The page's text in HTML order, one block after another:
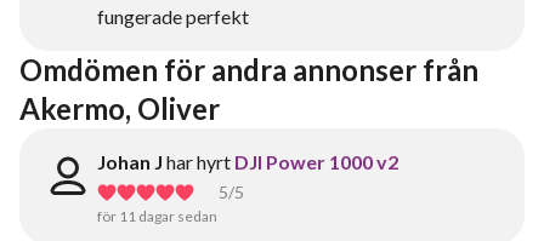
fungerade perfekt
Omdömen för andra annonser från
Akermo, Oliver
Johan J har hyrt DJI Power 1000 v2
5/5
för 11 dagar sedan